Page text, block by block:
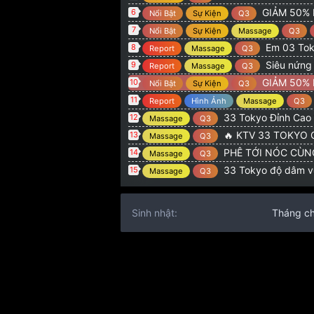
6 Nổi Bật Sự Kiện Q3 GIẢM 50%
7 Nổi Bật Sự Kiện Massage Q3
8 Report Massage Q3 Em 03
9 Report Massage Q3 Siêu
10 Nổi Bật Sự Kiện Q3 GIẢM 50%
11 Report Hình Ảnh Massage Q3
12 Massage Q3 33 Tokyo Đỉnh Cao
13 Massage Q3 🔥 KTV 33 TOKYO
14 Massage Q3 PHÊ TỚI NÓC
15 Massage Q3 33 Tokyo độ dâm
Sinh nhật Tháng